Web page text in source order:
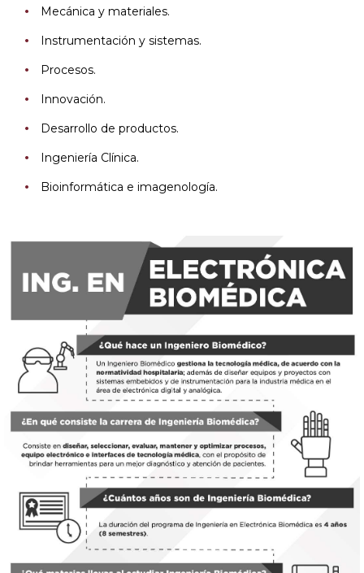
Mecánica y materiales.
Instrumentación y sistemas.
Procesos.
Innovación.
Desarrollo de productos.
Ingeniería Clínica.
Bioinformática e imagenología.